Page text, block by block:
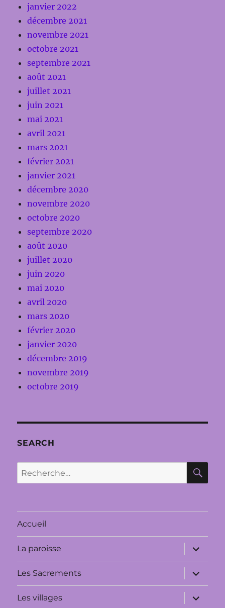
janvier 2022
décembre 2021
novembre 2021
octobre 2021
septembre 2021
août 2021
juillet 2021
juin 2021
mai 2021
avril 2021
mars 2021
février 2021
janvier 2021
décembre 2020
novembre 2020
octobre 2020
septembre 2020
août 2020
juillet 2020
juin 2020
mai 2020
avril 2020
mars 2020
février 2020
janvier 2020
décembre 2019
novembre 2019
octobre 2019
SEARCH
Recherche
pour :
Accueil
La paroisse
ouvrir
le
sous-
menu
Les Sacrements
ouvrir
le
sous-
menu
Les villages
ouvrir
le